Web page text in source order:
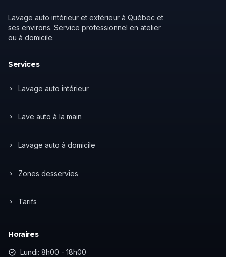
Lavage auto intérieur et extérieur à Québec et
ses environs. Service professionnel en atelier
ou à domicile.
Services
Lavage auto intérieur
Lave auto à la main
Lavage auto à domicile
Zones desservies
Tarifs
Horaires
Lundi: 8h00 - 18h00